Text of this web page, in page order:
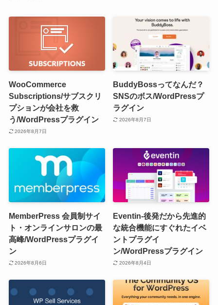
WooCommerce
Subscriptions/サブスクリ
プションが会社を救
う/WordPressプラグイン
2026年8月7日
BuddyBossってなんだ？
SNSのボス/WordPressプ
ラグイン
2026年8月7日
MemberPress 会員制サイ
ト・オンラインサロンの最
高峰/WordPressプラグイ
ン
2026年8月6日
Eventin-後発だから先進的
な統合機能にすぐれたイベ
ントプラグイ
ン/WordPressプラグイン
2026年8月4日